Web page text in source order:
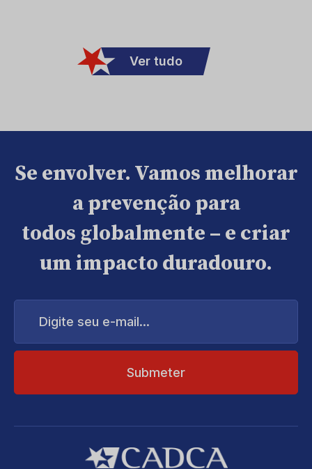
Ver tudo
Se envolver. Vamos melhorar
a prevenção para
todos globalmente – e criar
um impacto duradouro.
Digite